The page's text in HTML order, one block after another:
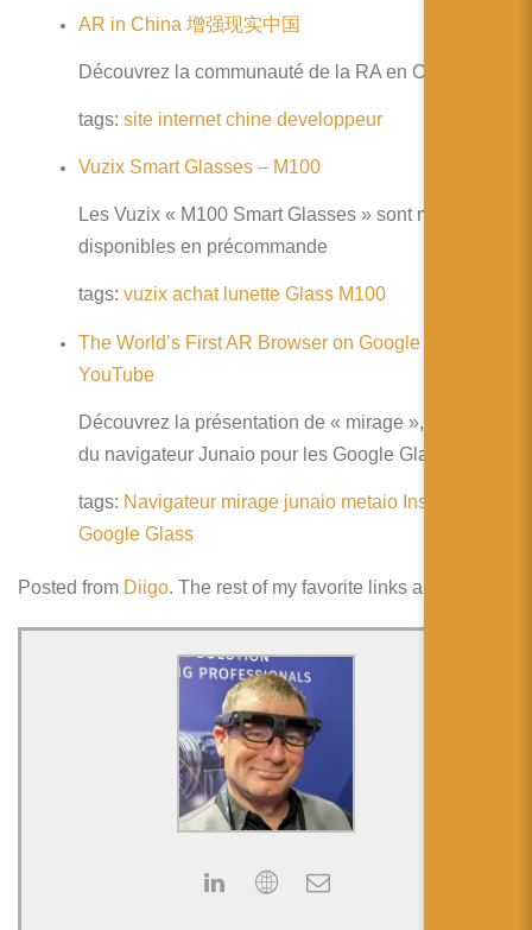
日本語
Español
AR in China 增强现实中国
Découvrez la communauté de la RA en Chine
tags: site internet chine developpeur
Vuzix Smart Glasses – M100
Les Vuzix « M100 Smart Glasses » sont maintenant
disponibles en précommande
tags: vuzix achat lunette Glass M100
The World’s First AR Browser on Google Glass –
YouTube
Découvrez la présentation de « mirage », la version
du navigateur Junaio pour les Google Glass
tags: Navigateur mirage junaio metaio InsideAR
Google Glass
Posted from Diigo. The rest of my favorite links are